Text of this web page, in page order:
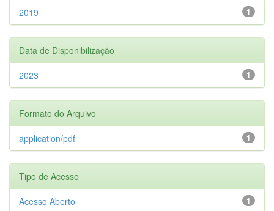
1
2019
Data de Disponibilização
1
2023
Formato do Arquivo
1
application/pdf
Tipo de Acesso
1
Acesso Aberto